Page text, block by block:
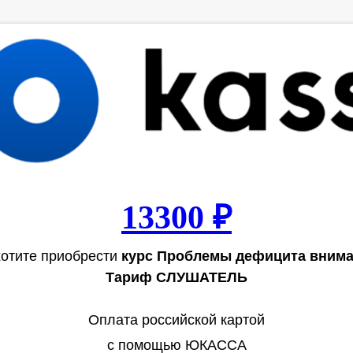
13300 ₽
приобрести курс Проблемы дефицита
Тариф СЛУШАТЕЛЬ
Оплата российской картой
с помощью ЮКАССА